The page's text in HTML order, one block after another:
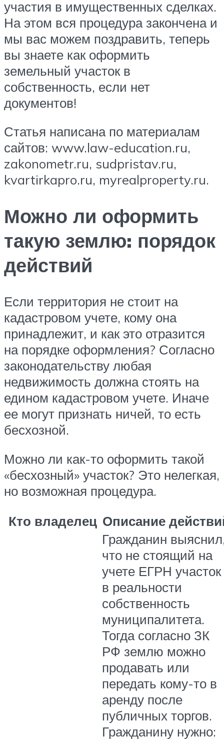
участия в имущественных сделках.
На этом вся процедура закончена и
мы вас можем поздравить, теперь
вы знаете как оформить
земельный участок в
собственность, если нет
документов!
Статья написана по материалам
сайтов: www.law-education.ru,
zakonometr.ru, sudpristav.ru,
kvartirkapro.ru, myrealproperty.ru.
Можно ли оформить
такую землю: порядок
действий
Если территория не стоит на
кадастровом учете, кому она
принадлежит, и как это отразится
на порядке оформления? Согласно
законодательству любая
недвижимость должна стоять на
едином кадастровом учете. Иначе
ее могут признать ничей, то есть
бесхозной.
Можно ли как-то оформить такой
«бесхозный» участок? Это нелегкая,
но возможная процедура.
Кто владелец Описание
Гражданин
что не стоящий на
учете ЕГРН участок
в реальности
собственность
муниципалитета.
Тогда согласно ЗК
РФ землю можно
продавать или
передать кому-то в
аренду после
публичных торгов.
Гражданину нужно: